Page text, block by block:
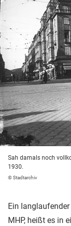
Sah damals noch
1930.
© Stadtarchiv
Ein
MHP, heißt es in